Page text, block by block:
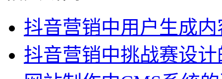
抖音营销中用户生成
抖音营销中挑战赛设